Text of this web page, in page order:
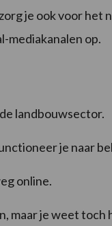
je ook voor het
mediakanalen op.
landbouwsector.
je naar
online.
maar je weet